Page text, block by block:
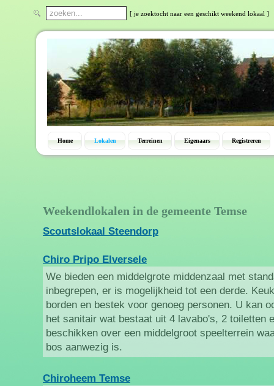
[ je zoektocht naar een geschikt weekend lokaal ]
Home Lokalen Terreinen Eigenaars Registreren
Weekendlokalen in de gemeente Temse
Scoutslokaal Steendorp
Chiro Pripo Elversele
We bieden een middelgrote middenzaal met
inbegrepen, er is mogelijkheid tot een derde.
borden en bestek voor genoeg personen. U kan
het sanitair wat bestaat uit 4 lavabo's, 2 toiletten
beschikken over een middelgroot speelterrein
bos aanwezig is.
Chiroheem Temse